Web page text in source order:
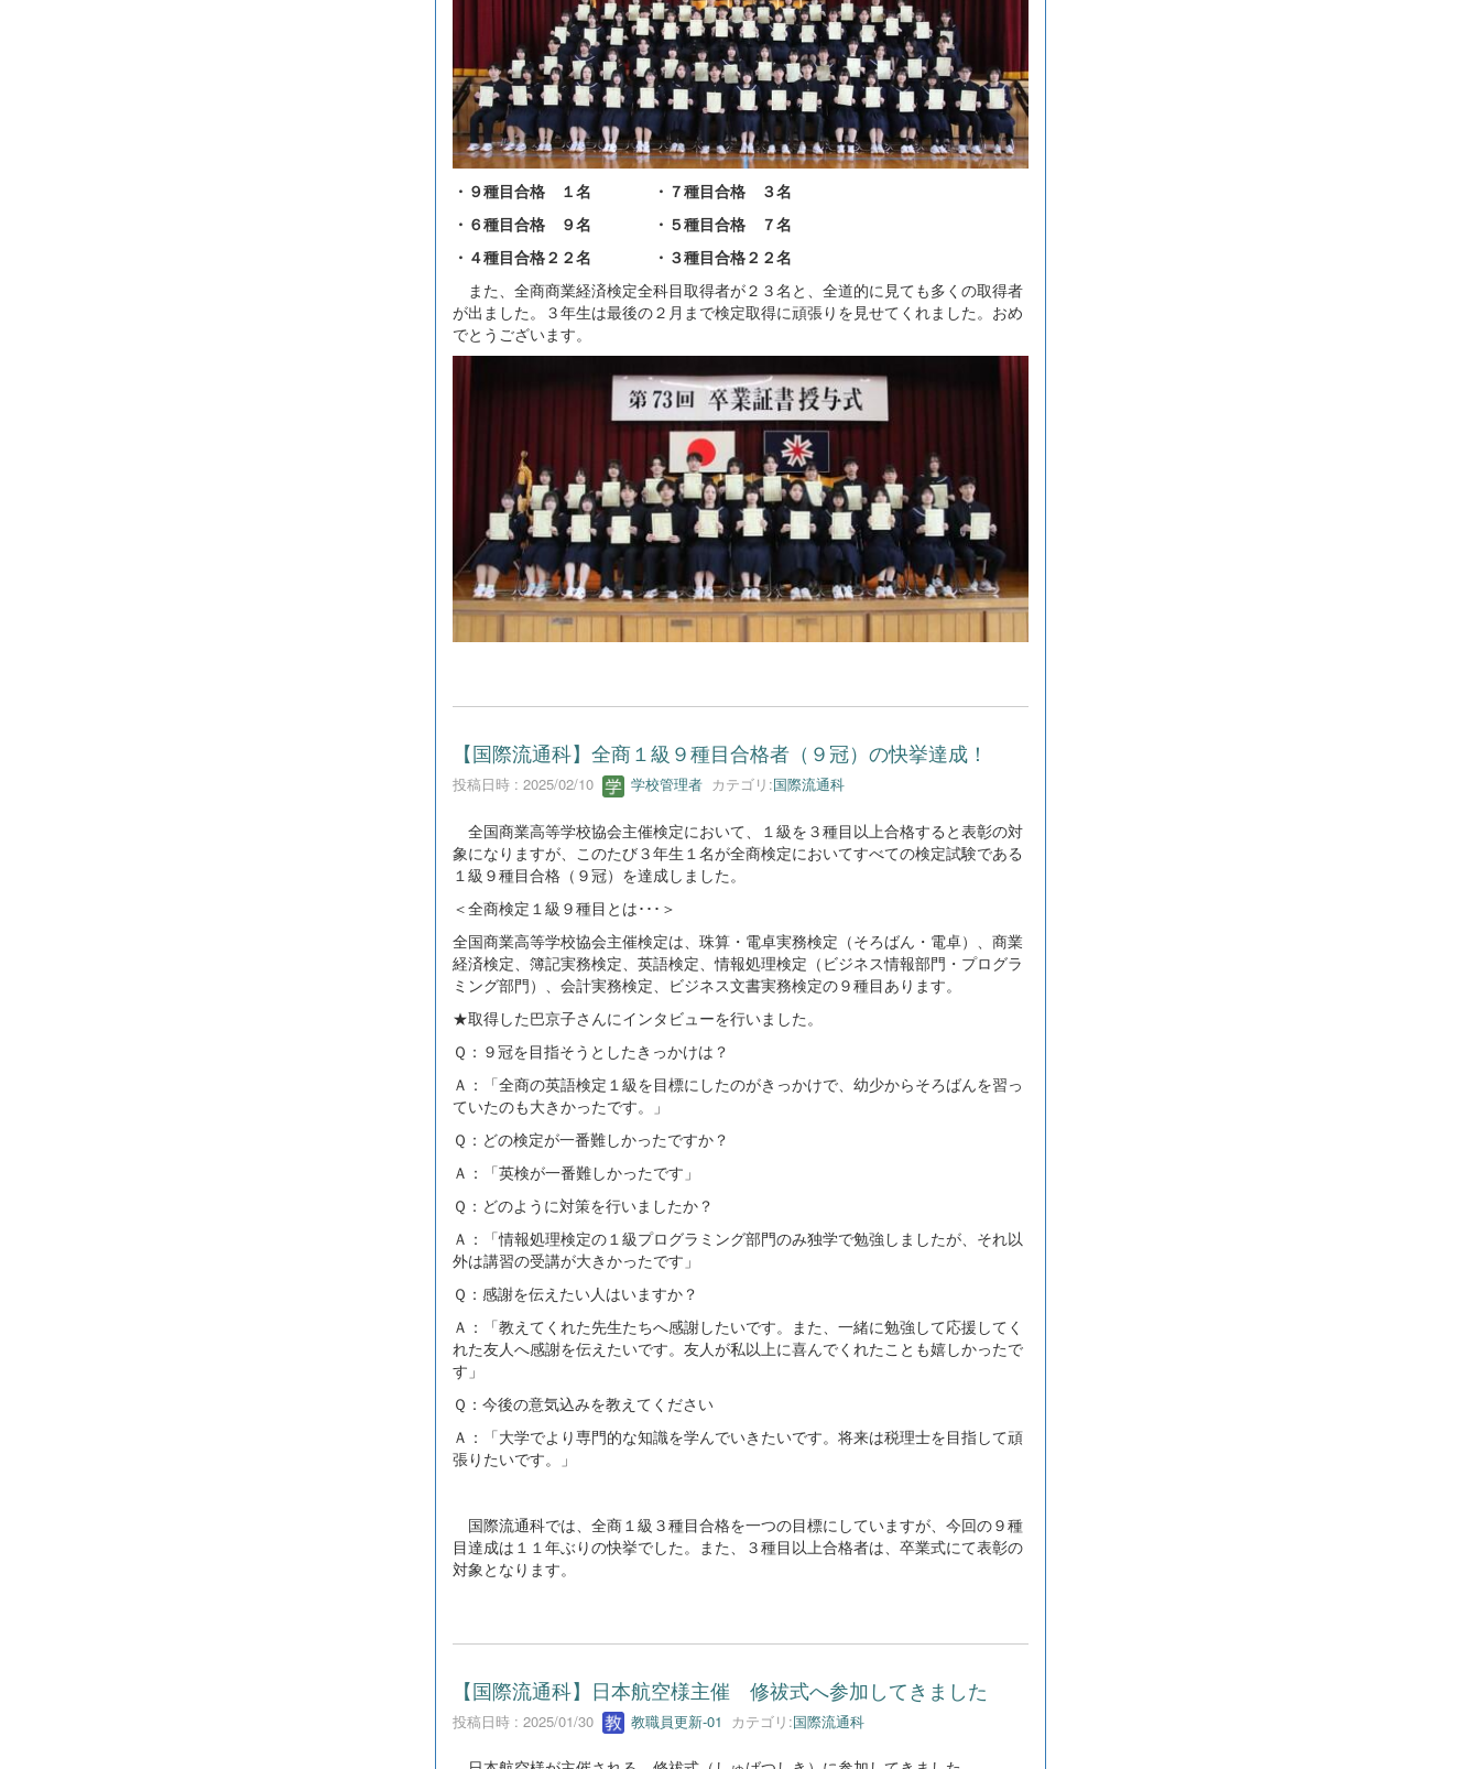
・９種目合格 １名 ・７種目合格 ３名
・６種目合格 ９名 ・５種目合格 ７名
・４種目合格２２名 ・３種目合格２２名
また、全商商業経済検定全科目取得者が２３名と、全道的に見ても多くの取得者
が出ました。３年生は最後の２月まで検定取得に頑張りを見せてくれました。おめ
でとうございます。
【国際流通科】全商１級９種目合格者（９冠）の快挙達成！
投稿日時 : 2025/02/10 学校管理者カテゴリ:国際流通科
全国商業高等学校協会主催検定において、１級を３種目以上合格すると表彰の対
象になりますが、このたび３年生１名が全商検定においてすべての検定試験である
１級９種目合格（９冠）を達成しました。
＜全商検定１級９種目とは･･･＞
全国商業高等学校協会主催検定は、珠算・電卓実務検定（そろばん・電卓）、商業
経済検定、簿記実務検定、英語検定、情報処理検定（ビジネス情報部門・プログラ
ミング部門）、会計実務検定、ビジネス文書実務検定の９種目あります。
★取得した巴京子さんにインタビューを行いました。
Ｑ：９冠を目指そうとしたきっかけは？
Ａ：「全商の英語検定１級を目標にしたのがきっかけで、幼少からそろばんを習っ
ていたのも大きかったです。」
Ｑ：どの検定が一番難しかったですか？
Ａ：「英検が一番難しかったです」
Ｑ：どのように対策を行いましたか？
Ａ：「情報処理検定の１級プログラミング部門のみ独学で勉強しましたが、それ以
外は講習の受講が大きかったです」
Ｑ：感謝を伝えたい人はいますか？
Ａ：「教えてくれた先生たちへ感謝したいです。また、一緒に勉強して応援してく
れた友人へ感謝を伝えたいです。友人が私以上に喜んでくれたことも嬉しかったで
す」
Ｑ：今後の意気込みを教えてください
Ａ：「大学でより専門的な知識を学んでいきたいです。将来は税理士を目指して頑
張りたいです。」
国際流通科では、全商１級３種目合格を一つの目標にしていますが、今回の９種
目達成は１１年ぶりの快挙でした。また、３種目以上合格者は、卒業式にて表彰の
対象となります。
【国際流通科】日本航空様主催 修祓式へ参加してきました
投稿日時 : 2025/01/30 教職員更新-01 カテゴリ:国際流通科